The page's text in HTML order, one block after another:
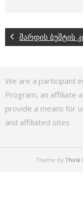
შარდის ბუშტის
We are a participant
Program, an affiliate
provide a means for
and affiliated sites
Theme by Think